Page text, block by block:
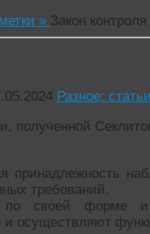
» Закон контроля
Разное:
полученной
принадлежность
требований.
по своей форме
осуществляют